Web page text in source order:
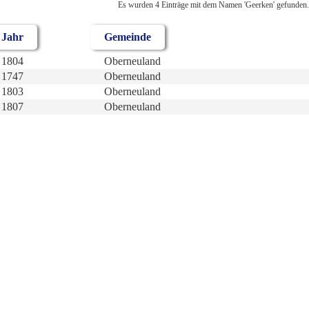
Es wurden 4 Einträge mit dem Namen 'Geerken' gefunden.
Jahr Gemeinde
1804
Oberneuland
1747
Oberneuland
1803
Oberneuland
1807 Oberneuland